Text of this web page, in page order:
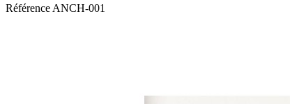
RéférenceANCH-001